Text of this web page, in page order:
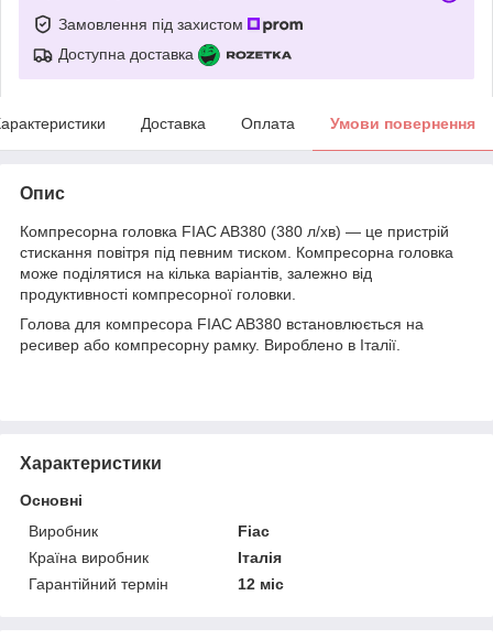
Замовлення під захистом
Доступна доставка
Доставка Оплата Умови повернення
Опис
Компресорна головка FIAC AB380 (380 л/хв) — це пристрій
стискання повітря під певним тиском. Компресорна головка
може поділятися на кілька варіантів, залежно від
продуктивності компресорної головки.
Голова для компресора FIAC AB380 встановлюється на
ресивер або компресорну рамку. Вироблено в Італії.
Характеристики
Основні
Виробник
Fiac
Країна виробник
Італія
Гарантійний термін
12 міс